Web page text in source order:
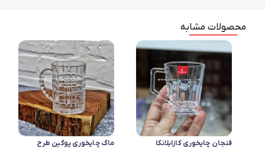
محصولات مشابه
فنجان چایخوری کازابلانکا
ماگ چایخوری پوگین طرح